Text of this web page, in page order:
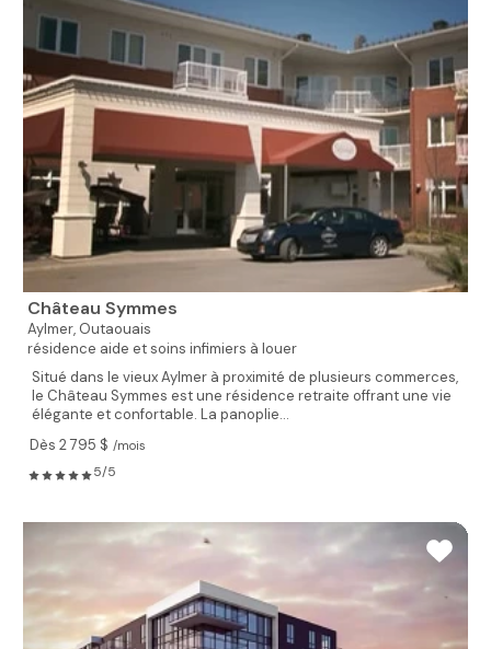
Château Symmes
Aylmer, Outaouais
résidence aide et soins infimiers à louer
Situé dans le vieux Aylmer à proximité de plusieurs commerces,
le Château Symmes est une résidence retraite offrant une vie
élégante et confortable. La panoplie...
Dès 2 795 $ /mois
5/5